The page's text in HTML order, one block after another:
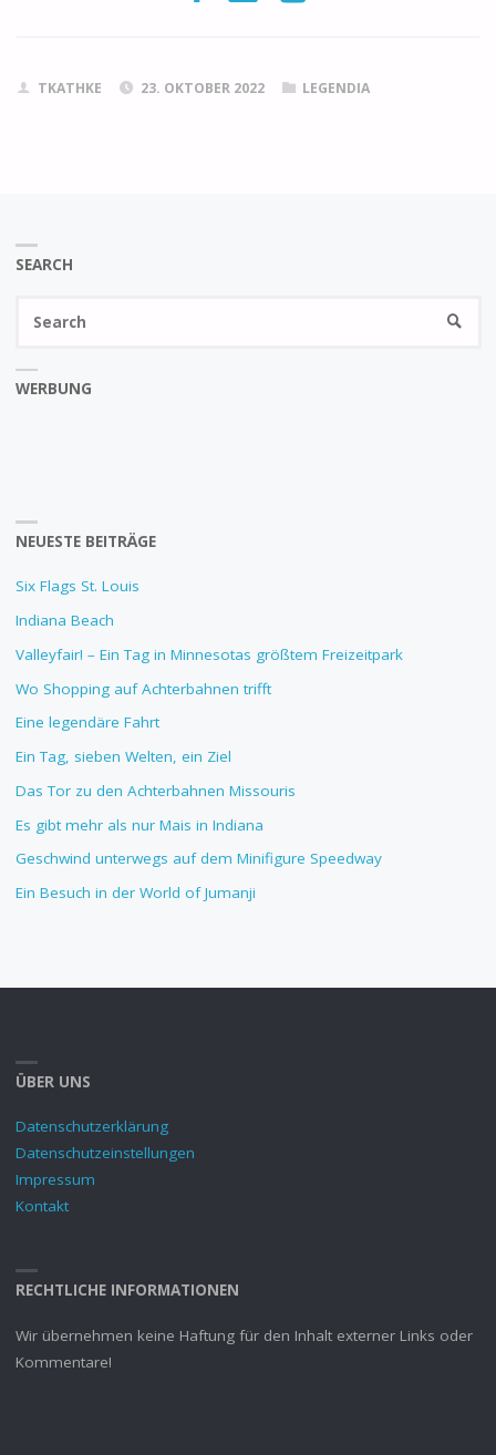
TKATHKE 23. OKTOBER 2022 LEGENDIA
SEARCH
WERBUNG
NEUESTE BEITRÄGE
Six Flags St. Louis
Indiana Beach
Valleyfair! – Ein Tag in Minnesotas größtem Freizeitpark
Wo Shopping auf Achterbahnen trifft
Eine legendäre Fahrt
Ein Tag, sieben Welten, ein Ziel
Das Tor zu den Achterbahnen Missouris
Es gibt mehr als nur Mais in Indiana
Geschwind unterwegs auf dem Minifigure Speedway
Ein Besuch in der World of Jumanji
ÜBER UNS
Datenschutzerklärung
Datenschutzeinstellungen
Impressum
Kontakt
RECHTLICHE INFORMATIONEN
Wir übernehmen keine Haftung für den Inhalt externer Links oder
Kommentare!